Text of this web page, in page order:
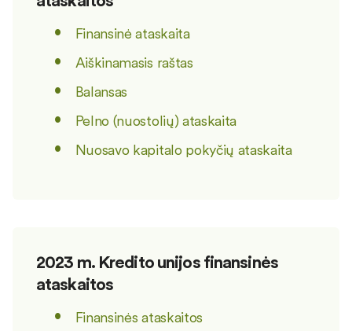
Finansinė ataskaita
Aiškinamasis raštas
Balansas
Pelno (nuostolių) ataskaita
Nuosavo kapitalo pokyčių ataskaita
2023 m. Kredito unijos finansinės
ataskaitos
Finansinės ataskaitos